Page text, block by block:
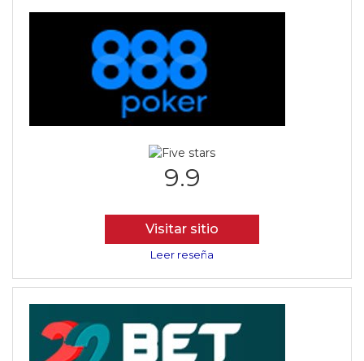
9.9
Visitar sitio
Leer reseña